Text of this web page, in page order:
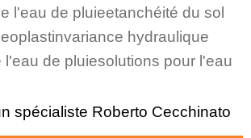
l'eau de pluieetanchéité du sol
invariance hydraulique
l'eau de pluiesolutions pour l'eau
spécialiste Roberto Cecchinato